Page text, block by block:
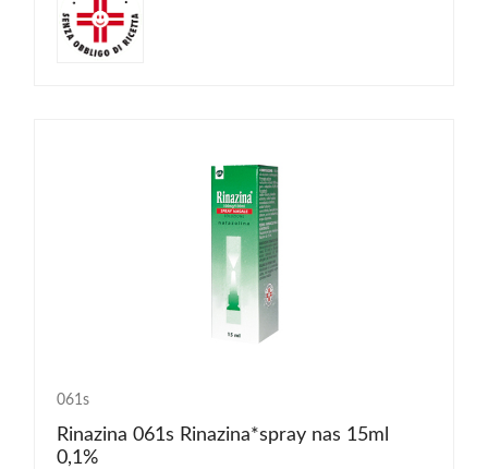
061s
Rinazina 061s Rinazina*spray nas 15ml
0,1%